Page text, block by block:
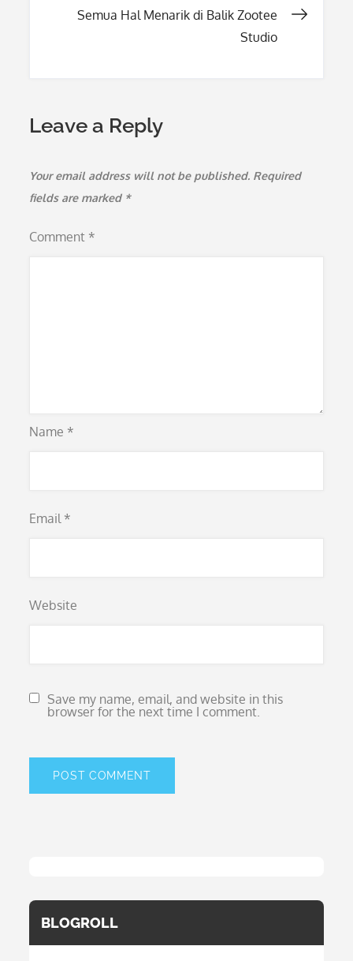
navigation
Semua Hal Menarik di Balik Zootee
Studio
Leave a Reply
Your email address will not be published. Required
fields are marked *
Comment *
Name *
Email *
Website
Save my name, email, and website in this
browser for the next time I comment.
BLOGROLL